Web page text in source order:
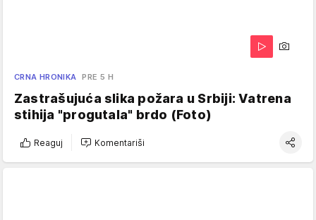
CRNA HRONIKA PRE 5 H
Zastrašujuća slika požara u Srbiji: Vatrena
stihija "progutala" brdo (Foto)
Reaguj Komentariši